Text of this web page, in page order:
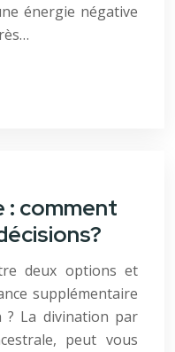
énergie négative
: comment
deux options et
supplémentaire
? La divination par
peut vous